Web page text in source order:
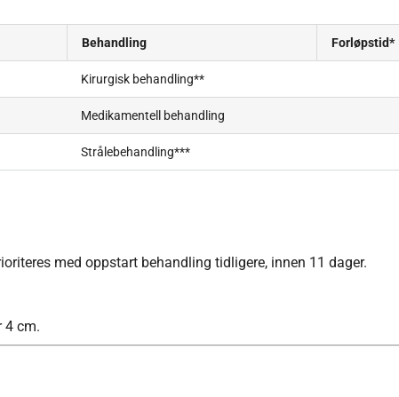
Behandling Forløpstid*
Kirurgisk behandling**
Medikamentell behandling
Strålebehandling***
med oppstart behandling tidligere, innen 11 dager.
4 cm.